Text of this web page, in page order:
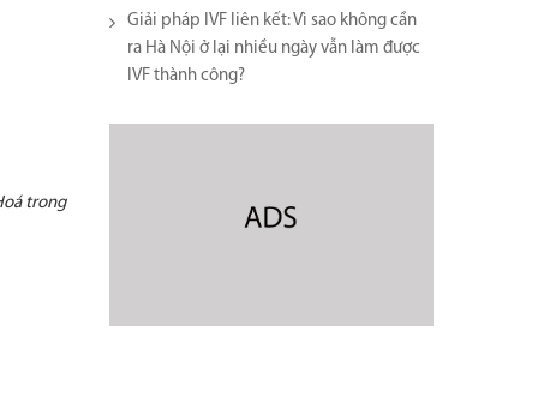
trong
Giải pháp IVF liên kết: Vì sao không cần
ra Hà Nội ở lại nhiều ngày vẫn làm được
IVF thành công?